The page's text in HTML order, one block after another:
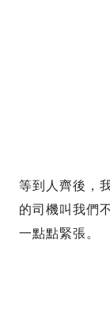
等到人齊後，
的司機叫我們
一點點緊張。